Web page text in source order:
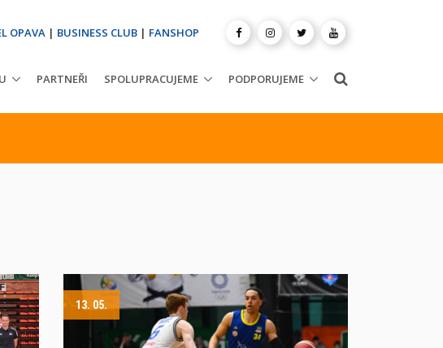
OPAVA | BUSINESS CLUB | FANSHOP
PARTNEŘI SPOLUPRACUJEME PODPORUJEME
13. 05.